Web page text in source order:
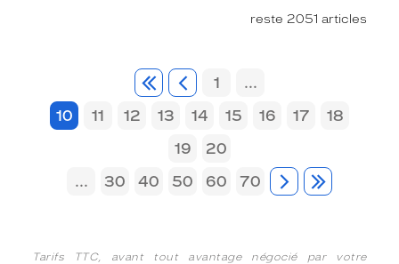
reste 2051 articles
1
...
10
11 12 13 14 15 16 17
18
19
20
...
30 40 50 60 70
Tarifs TTC, avant tout avantage négocié par votre